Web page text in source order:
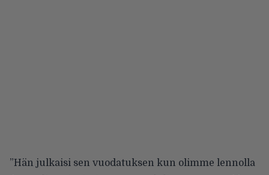
”Hän julkaisi sen vuodatuksen kun olimme lennolla